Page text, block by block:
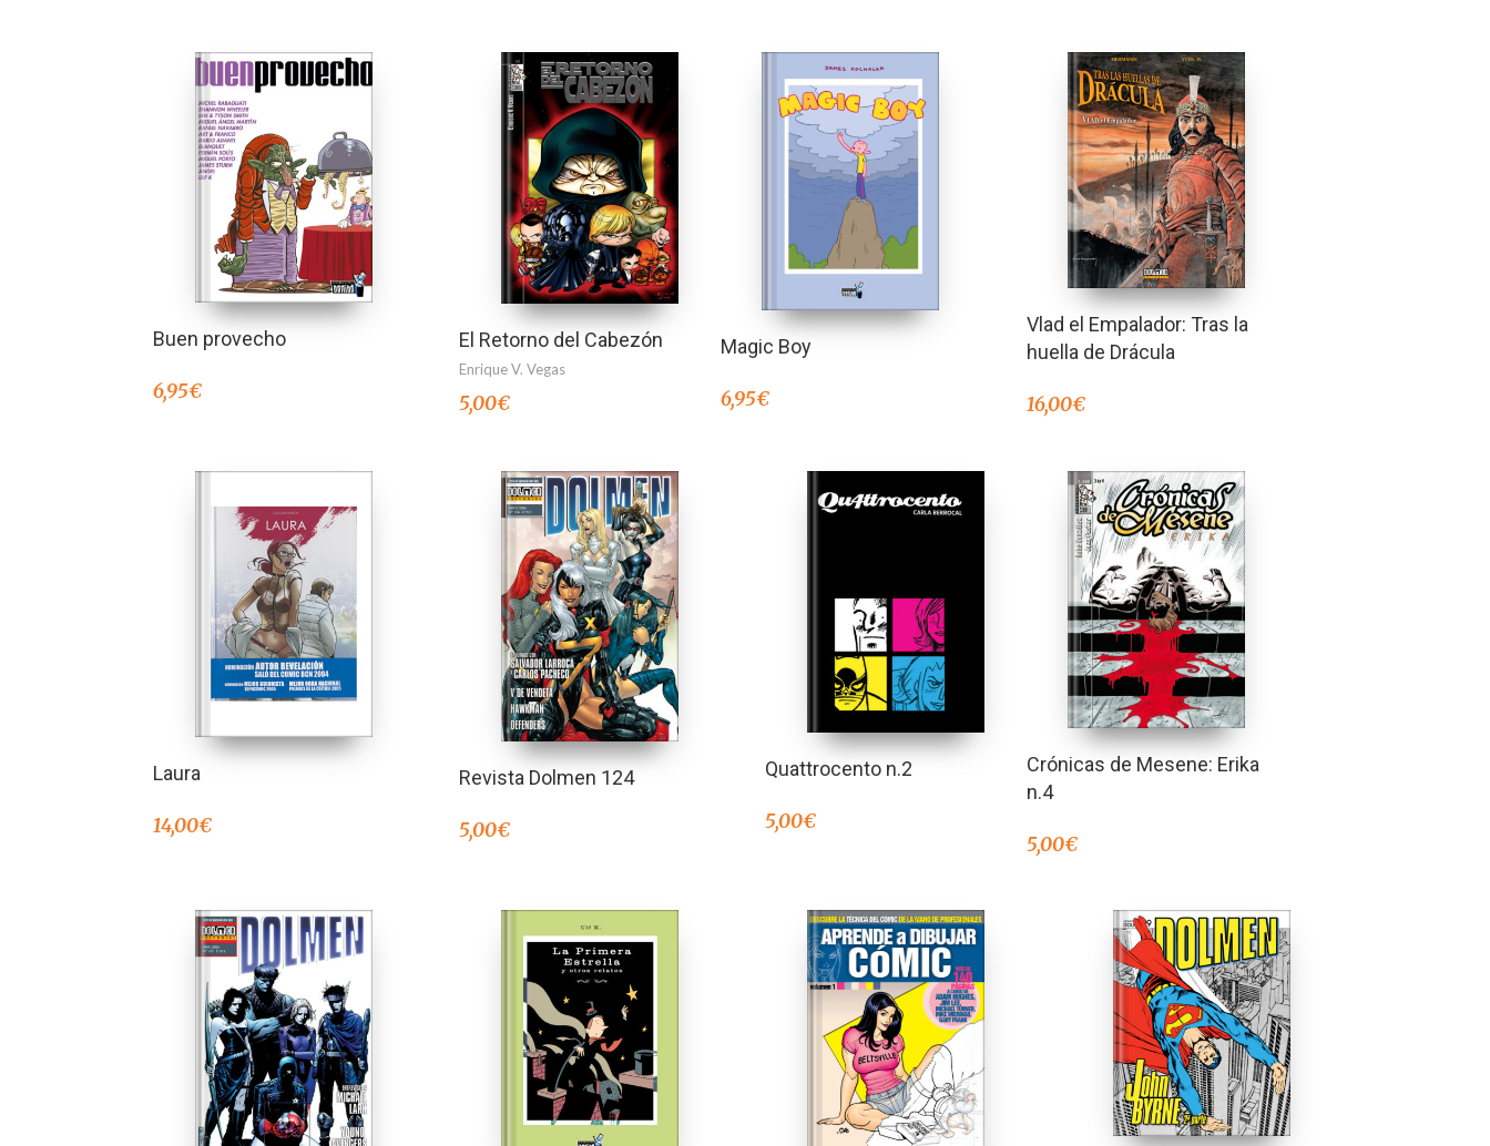
Buen provecho
6,95€
El Retorno del Cabezón
Enrique V. Vegas
5,00€
Magic Boy
6,95€
Vlad el Empalador: Tras la
huella de Drácula
16,00€
Laura
14,00€
Revista Dolmen 124
5,00€
Quattrocento n.2
5,00€
Crónicas de Mesene: Erika
n.4
5,00€